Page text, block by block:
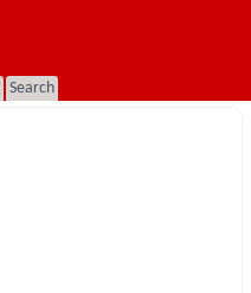
Search